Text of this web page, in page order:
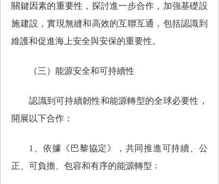
關鍵因素的重要性，探討進一步合作，加強基礎設
施建設，實現無縫和高效的互聯互通，包括認識到
維護和促進海上安全與安保的重要性。
（三）能源安全和可持續性
認識到可持續韌性和能源轉型的全球必要性，
開展以下合作：
1、依據《巴黎協定》，共同推進可持續、公
正、可負擔、包容和有序的能源轉型﹔